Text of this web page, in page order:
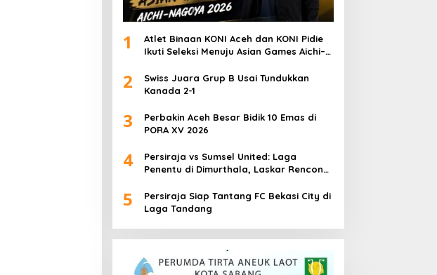
1
Atlet Binaan KONI Aceh dan KONI Pidie
Ikuti Seleksi Menuju Asian Games Aichi–
2
Swiss Juara Grup B Usai Tundukkan
Kanada 2-1
3
Perbakin Aceh Besar Bidik 10 Emas di
PORA XV 2026
4
Persiraja vs Sumsel United: Laga
Penentu di Dimurthala, Laskar Rencong
5
Persiraja Siap Tantang FC Bekasi City di
Laga Tandang